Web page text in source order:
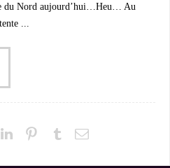
du Nord aujourd’hui…Heu… Au
...